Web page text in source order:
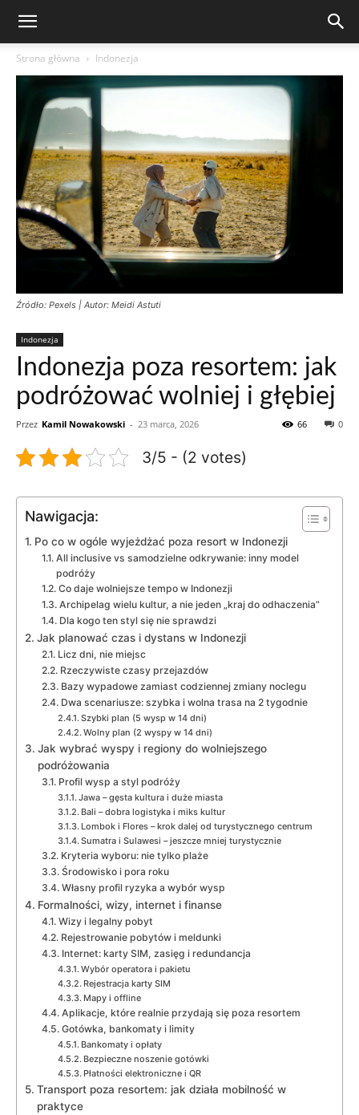
Strona główna Indonezja
Źródło: Pexels | Autor: Meidi Astuti
Indonezja
Indonezja poza resortem: jak
podróżować wolniej i głębiej
Przez Kamil Nowakowski - 23 marca, 2026 0
66
3/5 - (2 votes)
Nawigacja:
Po co w ogóle wyjeżdżać poza resort w Indonezji
All inclusive vs samodzielne odkrywanie: inny model
podróży
Co daje wolniejsze tempo w Indonezji
Archipelag wielu kultur, a nie jeden „kraj do odhaczenia”
Dla kogo ten styl się nie sprawdzi
Jak planować czas i dystans w Indonezji
Licz dni, nie miejsc
Rzeczywiste czasy przejazdów
Bazy wypadowe zamiast codziennej zmiany noclegu
Dwa scenariusze: szybka i wolna trasa na 2 tygodnie
Szybki plan (5 wysp w 14 dni)
Wolny plan (2 wyspy w 14 dni)
Jak wybrać wyspy i regiony do wolniejszego
podróżowania
Profil wysp a styl podróży
Jawa – gęsta kultura i duże miasta
Bali – dobra logistyka i miks kultur
Lombok i Flores – krok dalej od turystycznego centrum
Sumatra i Sulawesi – jeszcze mniej turystycznie
Kryteria wyboru: nie tylko plaże
Środowisko i pora roku
Własny profil ryzyka a wybór wysp
Formalności, wizy, internet i finanse
Wizy i legalny pobyt
Rejestrowanie pobytów i meldunki
Internet: karty SIM, zasięg i redundancja
Wybór operatora i pakietu
Rejestracja karty SIM
Mapy i offline
Aplikacje, które realnie przydają się poza resortem
Gotówka, bankomaty i limity
Bankomaty i opłaty
Bezpieczne noszenie gotówki
Płatności elektroniczne i QR
Transport poza resortem: jak działa mobilność w
praktyce